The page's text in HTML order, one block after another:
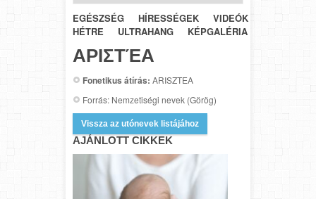
EGÉSZSÉG HÍRESSÉGEK VIDEÓK
HÉTRŐL-
HÉTRE
ULTRAHANG KÉPGALÉRIA
ΑΡΙΣΤΈΑ
Fonetikus átírás: ARISZTEA
Forrás: Nemzetiségi nevek (Görög)
Vissza az utónevek listájához
AJÁNLOTT CIKKEK